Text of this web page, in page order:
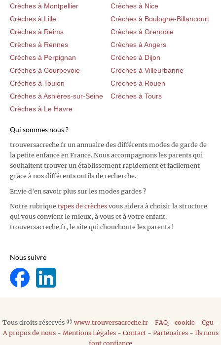
Crèches à Montpellier
Crèches à Nice
Crèches à Lille
Crèches à Boulogne-Billancourt
Crèches à Reims
Crèches à Grenoble
Crèches à Rennes
Crèches à Angers
Crèches à Perpignan
Crèches à Dijon
Crèches à Courbevoie
Crèches à Villeurbanne
Crèches à Toulon
Crèches à Rouen
Crèches à Asnières-sur-Seine
Crèches à Tours
Crèches à Le Havre
Qui sommes nous ?
trouversacreche.fr un annuaire des différents modes de garde de
la petite enfance en France. Nous accompagnons les parents qui
souhaitent trouver un établissement rapidement et facilement
grâce à nos différents outils de recherche.
Envie d'en savoir plus sur les modes gardes ?
Notre rubrique types de crèches vous aidera à choisir la structure
qui vous convient le mieux, à vous et à votre enfant.
trouversacreche.fr, le site qui chouchoute les parents !
Nous suivre
Tous droits réservés © www.trouversacreche.fr- FAQ- cookie- Cgu -
A propos de nous- Mentions Légales- Contact- Partenaires- Ils nous
font confiance